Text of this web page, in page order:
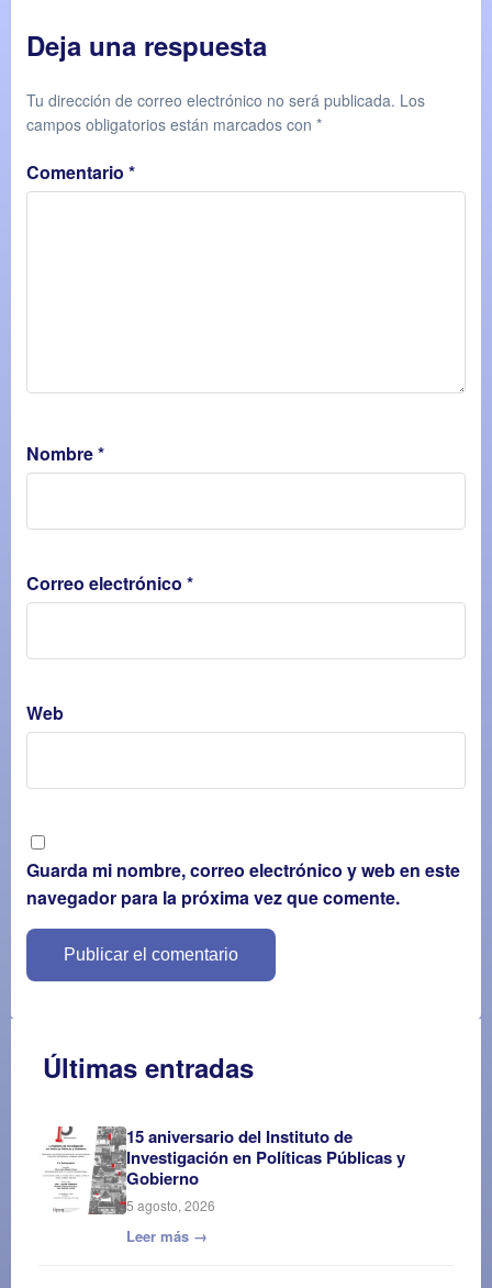
Deja una respuesta
Tu dirección de correo electrónico no será publicada. Los
campos obligatorios están marcados con *
Comentario *
Nombre*
Correo electrónico *
Web
Guarda mi nombre, correo electrónico y web en este
navegador para la próxima vez que comente.
Últimas entradas
15 aniversario del Instituto de
Investigación en Políticas Públicas y
Gobierno
5 agosto, 2026
Leer más →